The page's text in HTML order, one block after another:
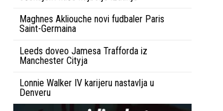
Maghnes Akliouche novi fudbaler Paris
Saint-Germaina
Leeds doveo Jamesa Trafforda iz
Manchester Cityja
Lonnie Walker IV karijeru nastavlja u
Denveru